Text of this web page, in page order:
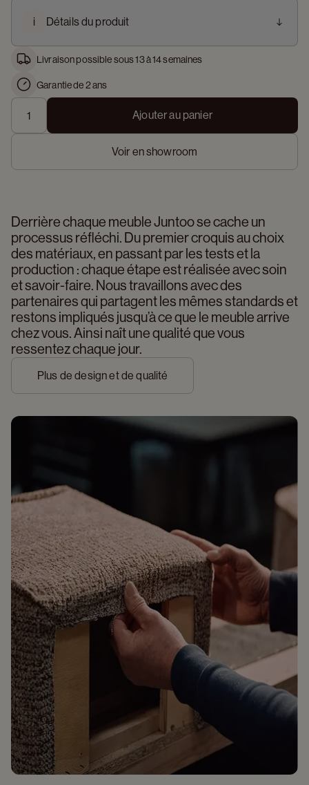
i Détails du produit
Livraison possible sous 13 à 14 semaines
Garantie de 2 ans
Ajouter au panier
Voir en showroom
Derrière chaque meuble Juntoo se cache un
processus réfléchi. Du premier croquis au choix
des matériaux, en passant par les tests et la
production : chaque étape est réalisée avec soin
et savoir-faire. Nous travaillons avec des
partenaires qui partagent les mêmes standards et
restons impliqués jusqu’à ce que le meuble arrive
chez vous. Ainsi naît une qualité que vous
ressentez chaque jour.
Plus de design et de qualité